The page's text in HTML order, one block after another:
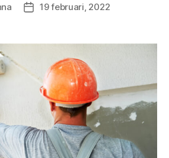
Inläggsdatum
19 februari, 2022